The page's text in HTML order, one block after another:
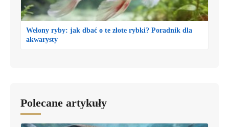
Welony ryby: jak dbać o te złote rybki? Poradnik dla
akwarysty
Polecane artykuły